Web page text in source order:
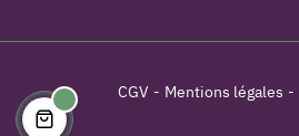
CGV Mentions légales